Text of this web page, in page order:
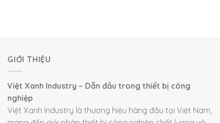
GIỚI THIỆU
Việt Xanh Industry – Dẫn đầu trong thiết bị công
nghiệp
Việt Xanh Industry là thương hiệu hàng đầu tại Việt Nam,